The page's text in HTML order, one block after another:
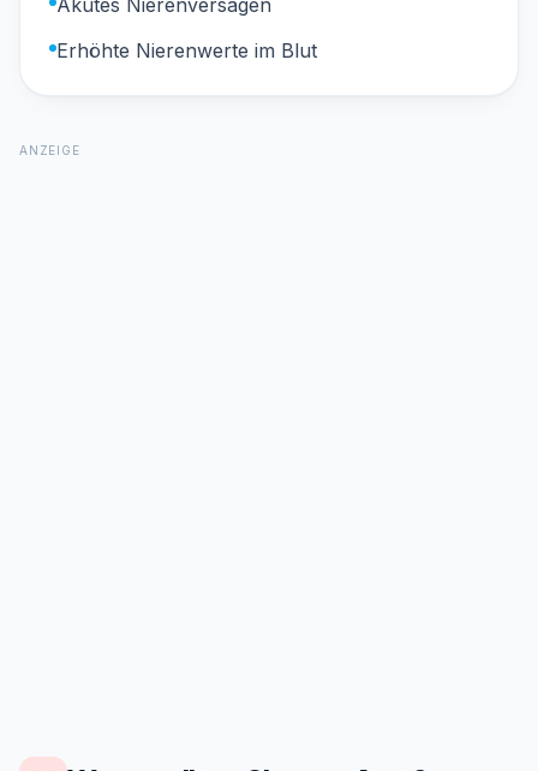
Akutes Nierenversagen
Erhöhte Nierenwerte im Blut
ANZEIGE